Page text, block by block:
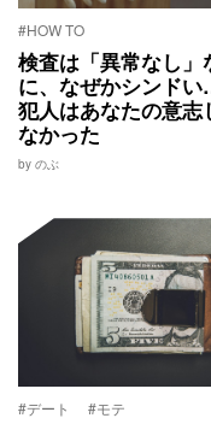
#HOW TO
検査は「異常なし」
に、なぜかシンド
犯人はあなたの意志
なかった
by のぶ
#デート #モテ